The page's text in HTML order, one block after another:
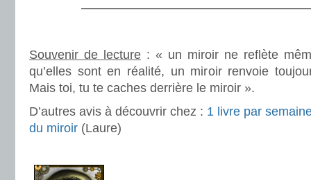
Souvenir de lecture : « un miroir ne reflète
qu’elles sont en réalité, un miroir renvoie
Mais toi, tu te caches derrière le miroir ».
D’autres avis à découvrir chez : 1 livre par
du miroir (Laure)